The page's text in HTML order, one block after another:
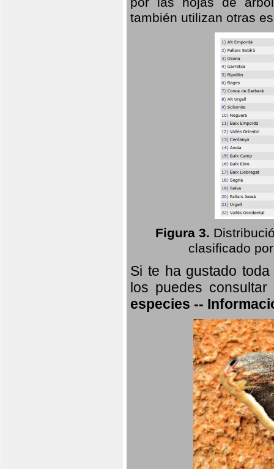
también utilizan otras
Figura 3.
clasificado
Si te ha gustado
los puedes
especies --